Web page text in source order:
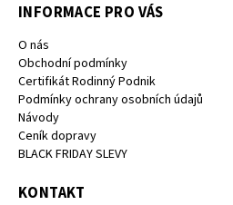
INFORMACE PRO VÁS
O nás
Obchodní podmínky
Certifikát Rodinný Podnik
Podmínky ochrany osobních údajů
Návody
Ceník dopravy
BLACK FRIDAY SLEVY
KONTAKT